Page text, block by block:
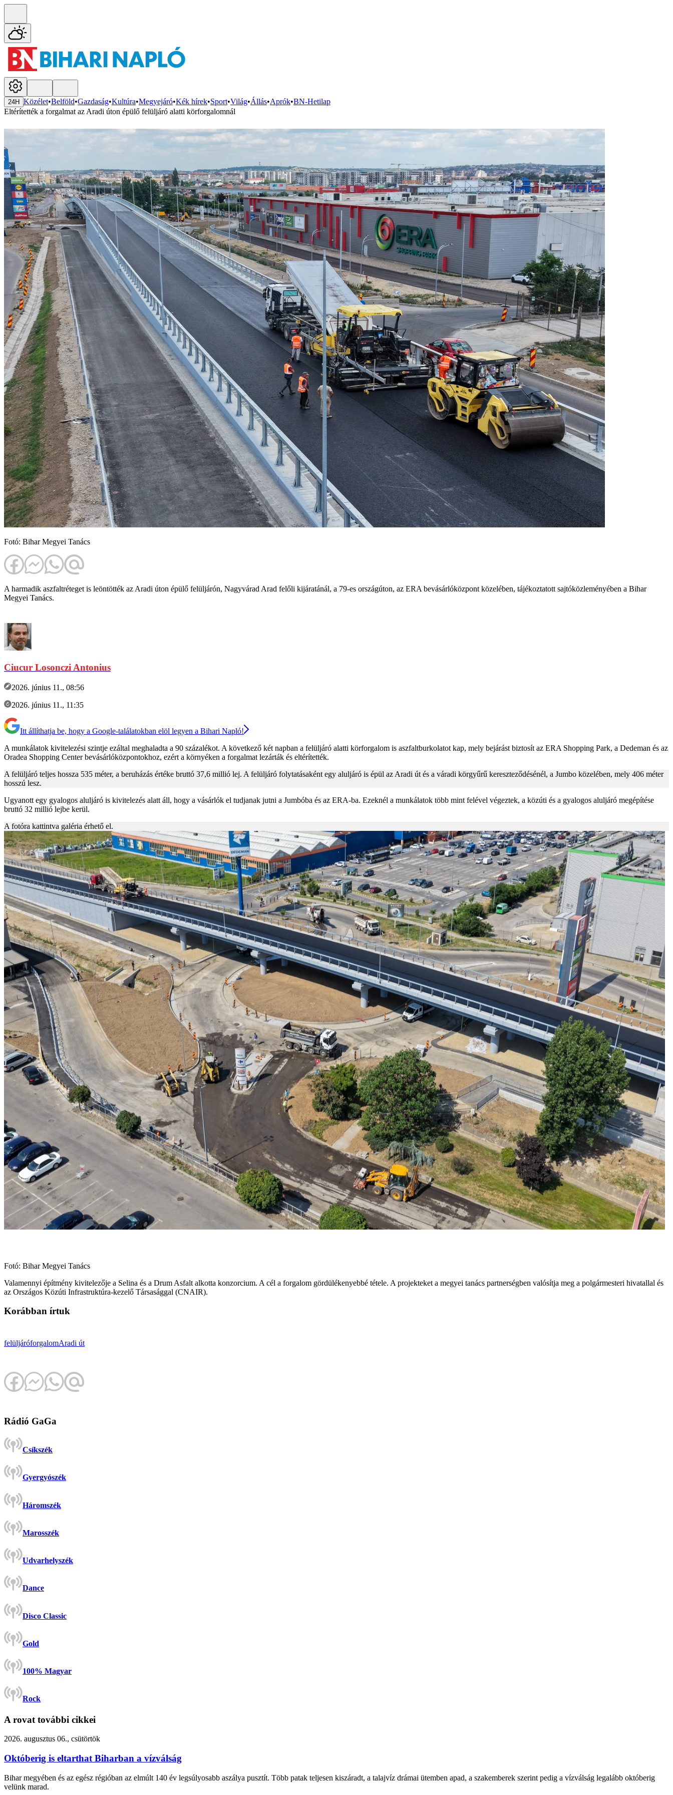
24H Közélet•Belföld•Gazdaság•Kultúra•Megyejáró•Kék hírek•Sport•Világ•Állás•Aprók•BN-Hetilap
Eltérítették a forgalmat az Aradi úton épülő felüljáró alatti körforgalomnál
Fotó: Bihar Megyei Tanács
A harmadik aszfaltréteget is leöntötték az Aradi úton épülő felüljárón, Nagyvárad Arad felőli kijáratánál, a 79-es országúton, az ERA bevásárlóközpont közelében, tájékoztatott sajtóközleményében a Bihar
Megyei Tanács.
Ciucur Losonczi Antonius
2026. június 11., 08:56
2026. június 11., 11:35
Itt állíthatja be, hogy a Google-találatokban elöl legyen a Bihari Napló!
A munkálatok kivitelezési szintje ezáltal meghaladta a 90 százalékot. A következő két napban a felüljáró alatti körforgalom is aszfaltburkolatot kap, mely bejárást biztosít az ERA Shopping Park, a Dedeman és az
Oradea Shopping Center bevásárlóközpontokhoz, ezért a környéken a forgalmat lezárták és eltérítették.
A felüljáró teljes hossza 535 méter, a beruházás értéke bruttó 37,6 millió lej. A felüljáró folytatásaként egy aluljáró is épül az Aradi út és a váradi körgyűrű kereszteződésénél, a Jumbo közelében, mely 406 méter
hosszú lesz.
Ugyanott egy gyalogos aluljáró is kivitelezés alatt áll, hogy a vásárlók el tudjanak jutni a Jumbóba és az ERA-ba. Ezeknél a munkálatok több mint felével végeztek, a közúti és a gyalogos aluljáró megépítése
bruttó 32 millió lejbe kerül.
A fotóra kattintva galéria érhető el.
Fotó: Bihar Megyei Tanács
Valamennyi építmény kivitelezője a Selina és a Drum Asfalt alkotta konzorcium. A cél a forgalom gördülékenyebbé tétele. A projekteket a megyei tanács partnerségben valósítja meg a polgármesteri hivatallal és
az Országos Közúti Infrastruktúra-kezelő Társasággal (CNAIR).
Korábban írtuk
felüljáróforgalomAradi út
Rádió GaGa
Csíkszék
Gyergyószék
Háromszék
Marosszék
Udvarhelyszék
Dance
Disco Classic
Gold
100% Magyar
Rock
A rovat további cikkei
2026. augusztus 06., csütörtök
Októberig is eltarthat Biharban a vízválság
Bihar megyében és az egész régióban az elmúlt 140 év legsúlyosabb aszálya pusztít. Több patak teljesen kiszáradt, a talajvíz drámai ütemben apad, a szakemberek szerint pedig a vízválság legalább októberig
velünk marad.